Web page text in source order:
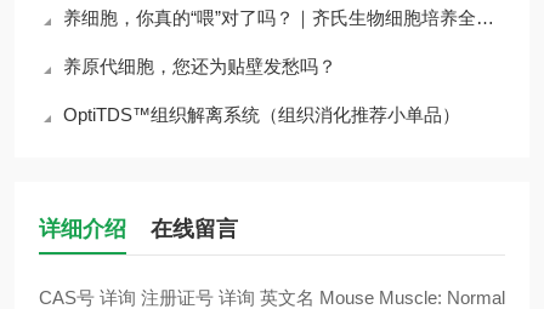
养细胞，你真的“喂”对了吗？｜齐氏生物细胞培养全系列试剂详解
养原代细胞，您还为贴壁发愁吗？
OptiTDS™组织解离系统（组织消化推荐小单品）
详细介绍 在线留言
CAS号 详询 注册证号 详询 英文名 Mouse Muscle: Normal